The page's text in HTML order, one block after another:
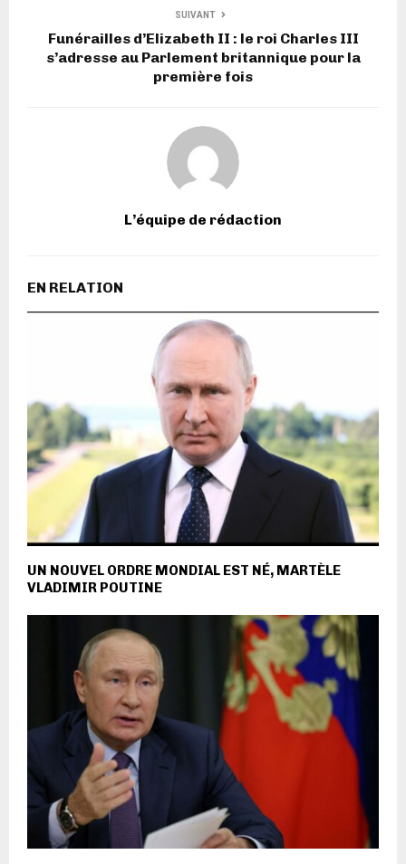
SUIVANT
Funérailles d’Elizabeth II : le roi Charles III
s’adresse au Parlement britannique pour la
première fois
L’équipe de rédaction
EN RELATION
UN NOUVEL ORDRE MONDIAL EST NÉ, MARTÈLE
VLADIMIR POUTINE